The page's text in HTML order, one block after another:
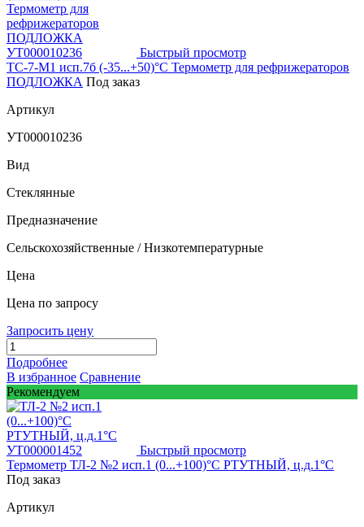
Быстрый просмотр
ТС-7-М1 исп.7б (-35...+50)°С Термометр для рефрижераторов
ПОДЛОЖКА Под заказ
Артикул
УТ000010236
Вид
Стеклянные
Предназначение
Сельскохозяйственные / Низкотемпературные
Цена
Цена по запросу
Запросить цену
Подробнее
В избранное Сравнение
Рекомендуем
Быстрый просмотр
Термометр ТЛ-2 №2 исп.1 (0...+100)°С PТУТНЫЙ, ц.д.1°С
Под заказ
Артикул